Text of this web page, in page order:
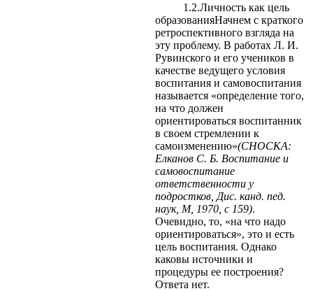
1.2.Личность как цель
образованияНачнем с краткого
ретроспективного взгляда на
эту проблему. В работах Л. И.
Рувинского и его учеников в
качестве ведущего условия
воспитания и самовоспитания
называется «определение того,
на что должен
ориентироваться воспитанник
в своем стремлении к
самоизменению»(СНОСКА:
Елканов С. Б. Воспитание и
самовоспитание
ответственности у
подростков, Дис. канд. пед.
наук, М, 1970, с 159).
Очевидно, то, «на что надо
ориентироваться», это и есть
цель воспитания. Однако
каковы источники и
процедуры ее построения?
Ответа нет.